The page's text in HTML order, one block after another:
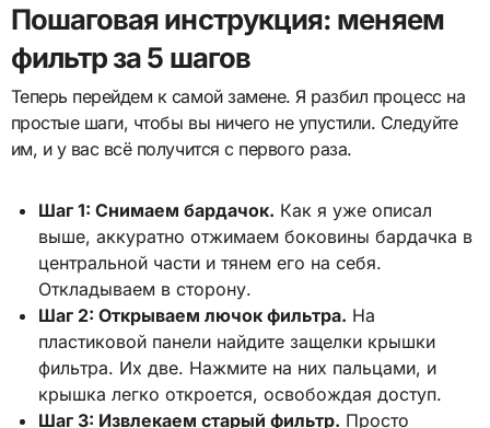
Пошаговая инструкция: меняем
фильтр за 5 шагов
Теперь перейдем к самой замене. Я разбил процесс на
простые шаги, чтобы вы ничего не упустили. Следуйте
им, и у вас всё получится с первого раза.
Шаг 1: Снимаем бардачок. Как я уже описал
выше, аккуратно отжимаем боковины бардачка в
центральной части и тянем его на себя.
Откладываем в сторону.
Шаг 2: Открываем лючок фильтра. На
пластиковой панели найдите защелки крышки
фильтра. Их две. Нажмите на них пальцами, и
крышка легко откроется, освобождая доступ.
Шаг 3: Извлекаем старый фильтр. Просто